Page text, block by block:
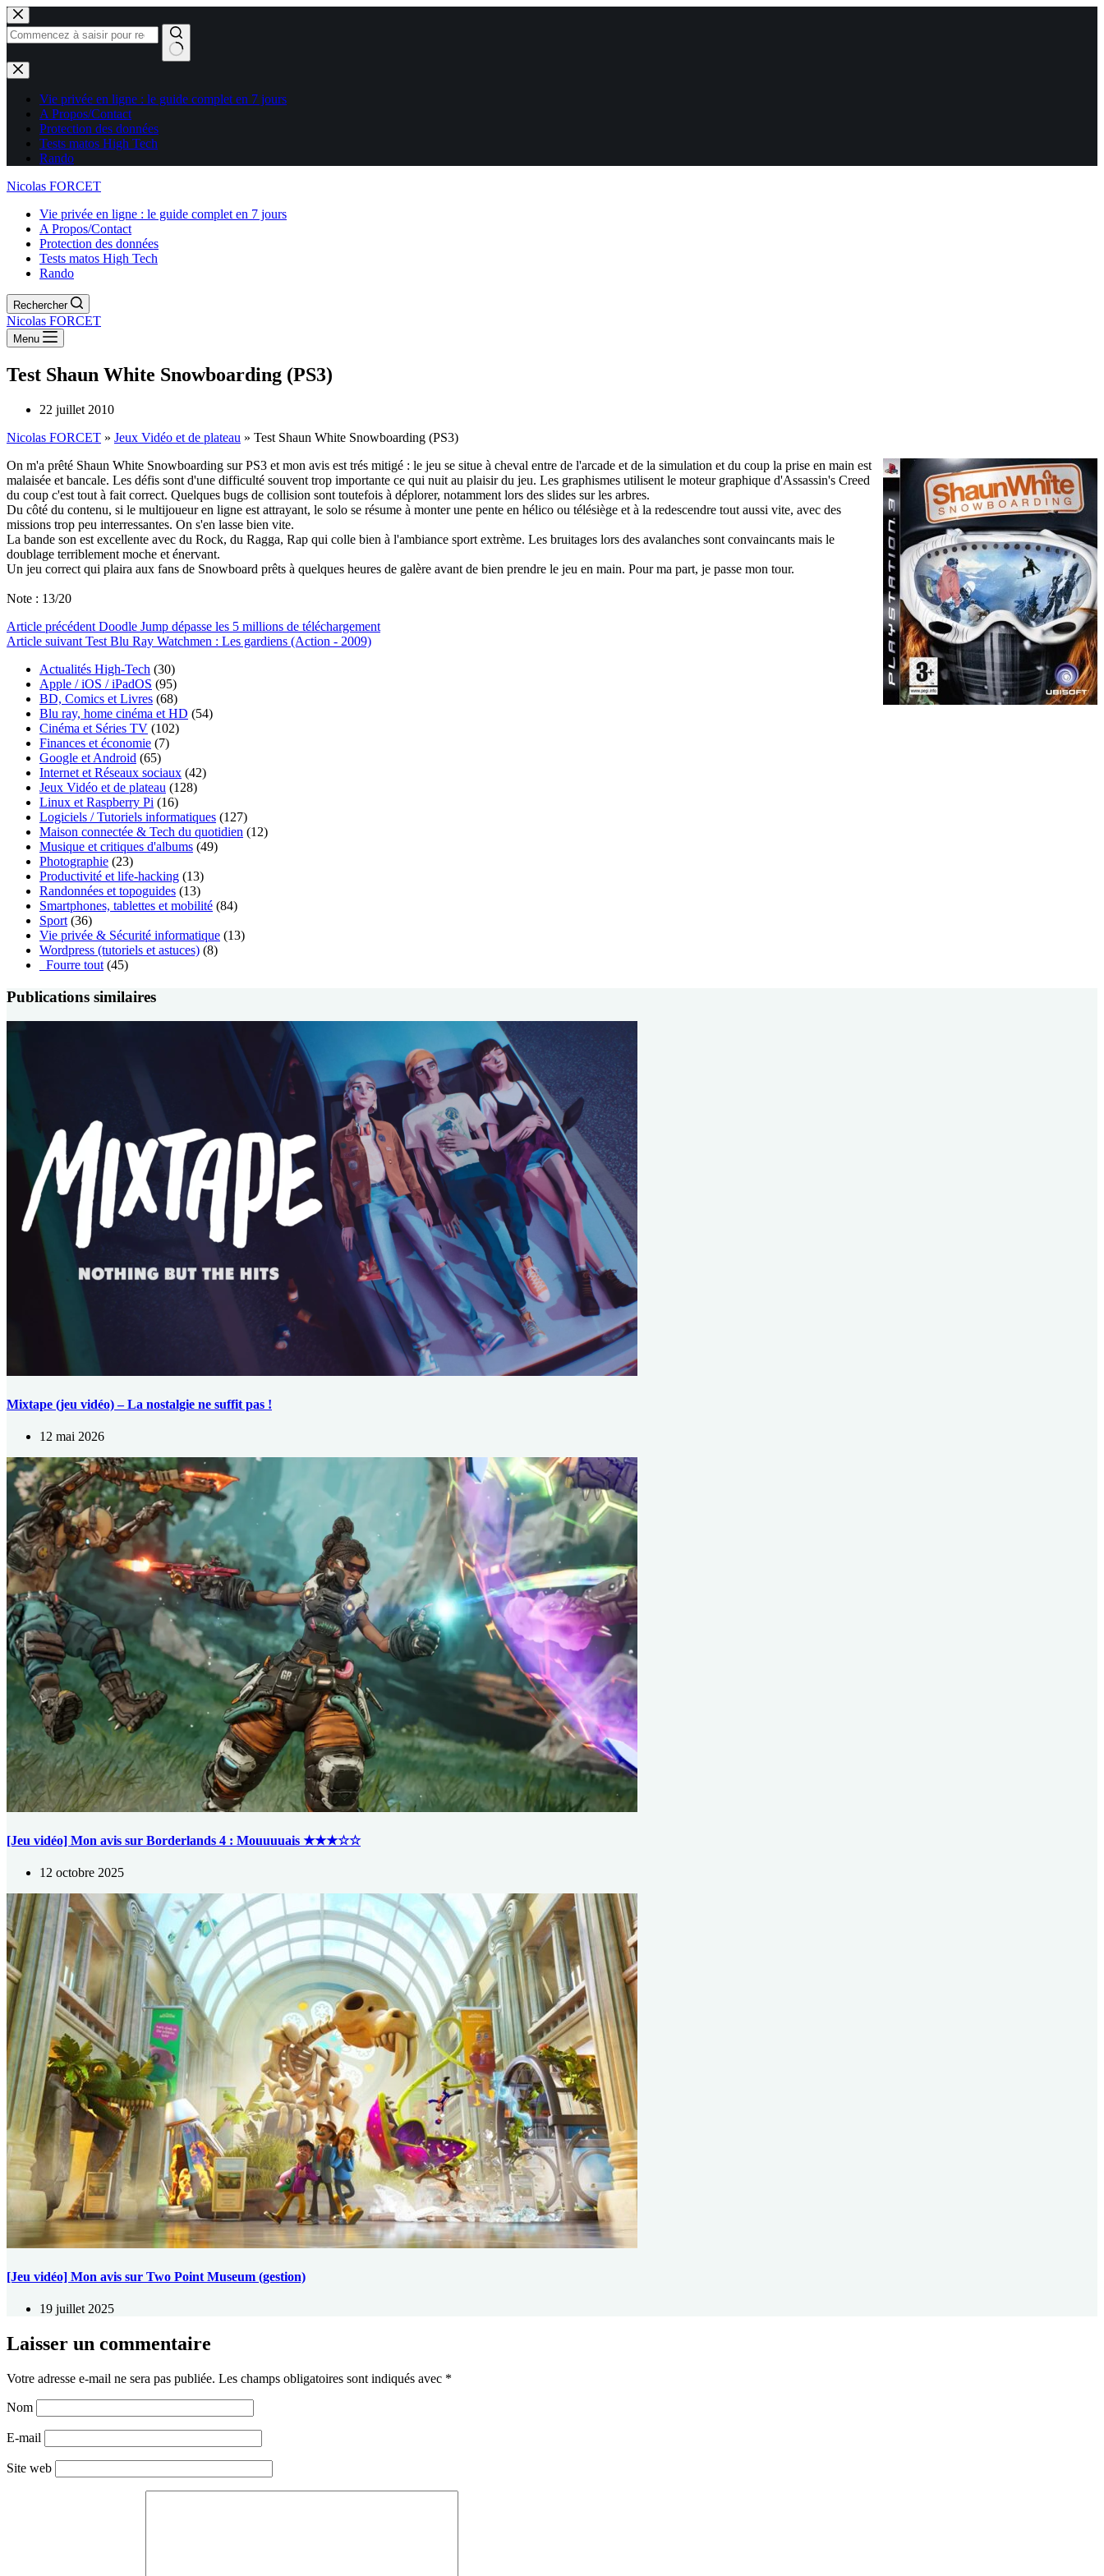
Aucun
résultat
Vie privée en ligne : le guide complet en 7 jours
A Propos/Contact
Protection des données
Tests matos High Tech
Rando
Nicolas FORCET
Vie privée en ligne : le guide complet en 7 jours
A Propos/Contact
Protection des données
Tests matos High Tech
Rando
Rechercher
Nicolas FORCET
Menu
Test Shaun White Snowboarding (PS3)
22 juillet 2010
Nicolas FORCET » Jeux Vidéo et de plateau » Test Shaun White Snowboarding (PS3)
On m'a prêté Shaun White Snowboarding sur PS3 et mon avis est trés mitigé : le jeu se situe à cheval entre de l'arcade et de la simulation et du coup la prise en main est
malaisée et bancale. Les défis sont d'une difficulté souvent trop importante ce qui nuit au plaisir du jeu. Les graphismes utilisent le moteur graphique d'Assassin's Creed
du coup c'est tout à fait correct. Quelques bugs de collision sont toutefois à déplorer, notamment lors des slides sur les arbres.
Du côté du contenu, si le multijoueur en ligne est attrayant, le solo se résume à monter une pente en hélico ou télésiège et à la redescendre tout aussi vite, avec des
missions trop peu interressantes. On s'en lasse bien vite.
La bande son est excellente avec du Rock, du Ragga, Rap qui colle bien à l'ambiance sport extrème. Les bruitages lors des avalanches sont convaincants mais le
doublage terriblement moche et énervant.
Un jeu correct qui plaira aux fans de Snowboard prêts à quelques heures de galère avant de bien prendre le jeu en main. Pour ma part, je passe mon tour.
Note : 13/20
Article précédent Doodle Jump dépasse les 5 millions de téléchargement
Article suivant Test Blu Ray Watchmen : Les gardiens (Action - 2009)
Actualités High-Tech (30)
Apple / iOS / iPadOS (95)
BD, Comics et Livres (68)
Blu ray, home cinéma et HD (54)
Cinéma et Séries TV (102)
Finances et économie (7)
Google et Android (65)
Internet et Réseaux sociaux (42)
Jeux Vidéo et de plateau (128)
Linux et Raspberry Pi (16)
Logiciels / Tutoriels informatiques (127)
Maison connectée & Tech du quotidien (12)
Musique et critiques d'albums (49)
Photographie (23)
Productivité et life-hacking (13)
Randonnées et topoguides (13)
Smartphones, tablettes et mobilité (84)
Sport (36)
Vie privée & Sécurité informatique (13)
Wordpress (tutoriels et astuces) (8)
_Fourre tout (45)
Publications similaires
Mixtape (jeu vidéo) – La nostalgie ne suffit pas !
12 mai 2026
[Jeu vidéo] Mon avis sur Borderlands 4 : Mouuuuais ★★★☆☆
12 octobre 2025
[Jeu vidéo] Mon avis sur Two Point Museum (gestion)
19 juillet 2025
Laisser un commentaire
Votre adresse e-mail ne sera pas publiée. Les champs obligatoires sont indiqués avec *
Nom
E-mail
Site web